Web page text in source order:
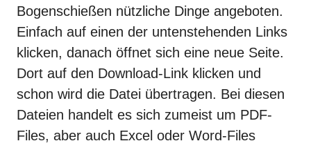
Bogenschießen nützliche Dinge angeboten.
Einfach auf einen der untenstehenden Links
klicken, danach öffnet sich eine neue Seite.
Dort auf den Download-Link klicken und
schon wird die Datei übertragen. Bei diesen
Dateien handelt es sich zumeist um PDF-
Files, aber auch Excel oder Word-Files